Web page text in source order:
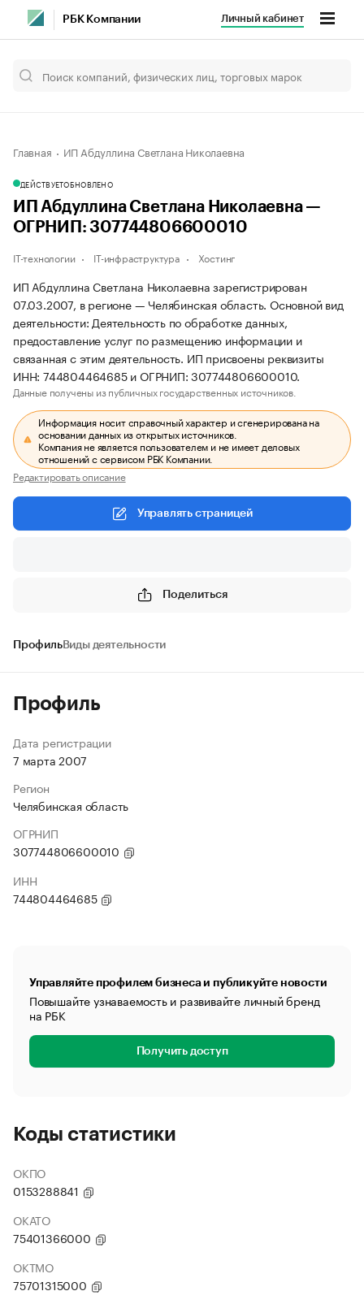
РБК Компании Личный кабинет
Главная ИП Абдуллина Светлана Николаевна
ДЕЙСТВУЕТОБНОВЛЕНО
ИП Абдуллина Светлана Николаевна —
ОГРНИП: 307744806600010
IT-технологии IT-инфраструктура Хостинг
ИП Абдуллина Светлана Николаевна зарегистрирован
07.03.2007, в регионе — Челябинская область. Основной вид
деятельности: Деятельность по обработке данных,
предоставление услуг по размещению информации и
связанная с этим деятельность. ИП присвоены реквизиты
ИНН: 744804464685 и ОГРНИП: 307744806600010.
Данные получены из публичных государственных источников.
Информация носит справочный характер и сгенерирована на
основании данных из открытых источников.
Компания не является пользователем и не имеет деловых
отношений с сервисом РБК Компании.
Редактировать описание
Управлять страницей
Поделиться
ПрофильВиды деятельности
Профиль
Дата регистрации
7 марта 2007
Регион
Челябинская область
ОГРНИП
307744806600010
ИНН
744804464685
Управляйте профилем бизнеса и публикуйте новости
Повышайте узнаваемость и развивайте личный бренд
на РБК
Получить доступ
Коды статистики
ОКПО
0153288841
ОКАТО
75401366000
ОКТМО
75701315000